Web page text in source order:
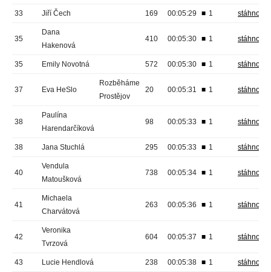
33 Jiří Čech 169 00:05:29 ■ 1 stáhnout
35
Dana
Hakenová
410 00:05:30 ■ 1 stáhnout
35 Emily Novotná 572 00:05:30 ■ 1 stáhnout
37 Eva HeSlo
Rozběháme
Prostějov
20 00:05:31 ■ 1 stáhnout
38
Paulína
Harendarčíková
98 00:05:33 ■ 1 stáhnout
38 Jana Stuchlá 295 00:05:33 ■ 1 stáhnout
40
Vendula
Matoušková
738 00:05:34 ■ 1 stáhnout
41
Michaela
Charvátová
263 00:05:36 ■ 1 stáhnout
42
Veronika
Tvrzová
604 00:05:37 ■ 1 stáhnout
43 Lucie Hendlová 238 00:05:38 ■ 1 stáhnout